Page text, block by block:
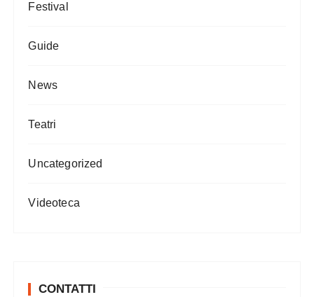
Festival
Guide
News
Teatri
Uncategorized
Videoteca
CONTATTI